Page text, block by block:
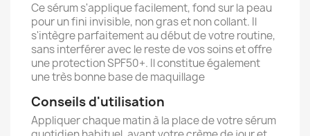
Ce sérum s'applique facilement, fond sur la peau
pour un fini invisible, non gras et non collant. Il
s'intègre parfaitement au début de votre routine,
sans interférer avec le reste de vos soins et offre
une protection SPF50+. Il constitue également
une très bonne base de maquillage
Conseils d'utilisation
Appliquer chaque matin à la place de votre sérum